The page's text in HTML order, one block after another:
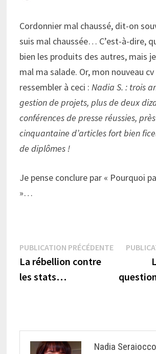
Cordonnier mal chaussé, dit-on
suis mal chaussée… C’est-à-dire,
bien les produits des autres, mais
mal ma salade. Or, mon nouveau
ressembler à ceci : Nadia S. : trois
gestion de projets, plus de deux
conférences de presse réussies,
cinquantaine d’articles fort bien
de diplômes !
Je pense conclure par « Pourquoi
»…
Navigation
de
PUBLICATION PRÉCÉDENTEPublication
La rébellion contre
les stats…
Nadia Seraiocco